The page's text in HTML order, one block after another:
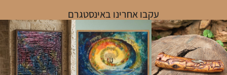
עקבו אחרינו באינסטגרם